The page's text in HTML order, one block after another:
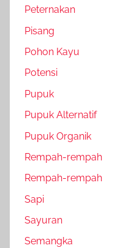
Peternakan
Pisang
Pohon Kayu
Potensi
Pupuk
Pupuk Alternatif
Pupuk Organik
Rempah-rempah
Rempah-rempah
Sapi
Sayuran
Semangka